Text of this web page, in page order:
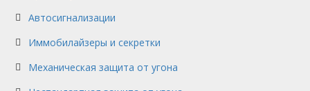
Автосигнализации
Иммобилайзеры и секретки
Механическая защита от угона